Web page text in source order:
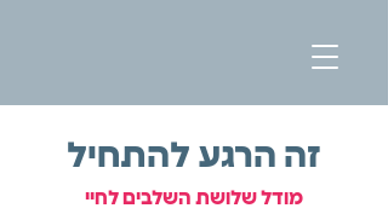
זה הרגע להתחיל
מודל שלושת השלבים לחיי